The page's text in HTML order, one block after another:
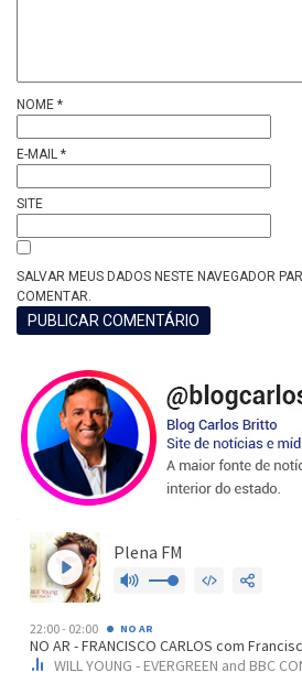
NOME *
E-MAIL *
SITE
SALVAR MEUS DADOS NESTE NAVEGADOR
COMENTAR.